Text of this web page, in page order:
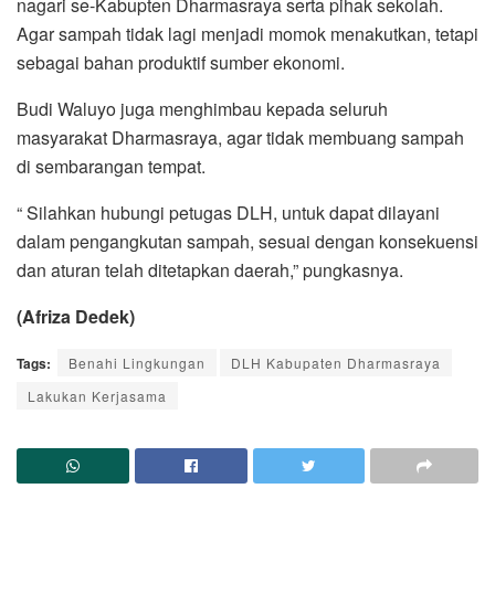
nagari se-Kabupten Dharmasraya serta pihak sekolah.
Agar sampah tidak lagi menjadi momok menakutkan, tetapi
sebagai bahan produktif sumber ekonomi.
Budi Waluyo juga menghimbau kepada seluruh
masyarakat Dharmasraya, agar tidak membuang sampah
di sembarangan tempat.
“ Silahkan hubungi petugas DLH, untuk dapat dilayani
dalam pengangkutan sampah, sesuai dengan konsekuensi
dan aturan telah ditetapkan daerah,” pungkasnya.
(Afriza Dedek)
Tags: Benahi Lingkungan
DLH Kabupaten Dharmasraya
Lakukan Kerjasama